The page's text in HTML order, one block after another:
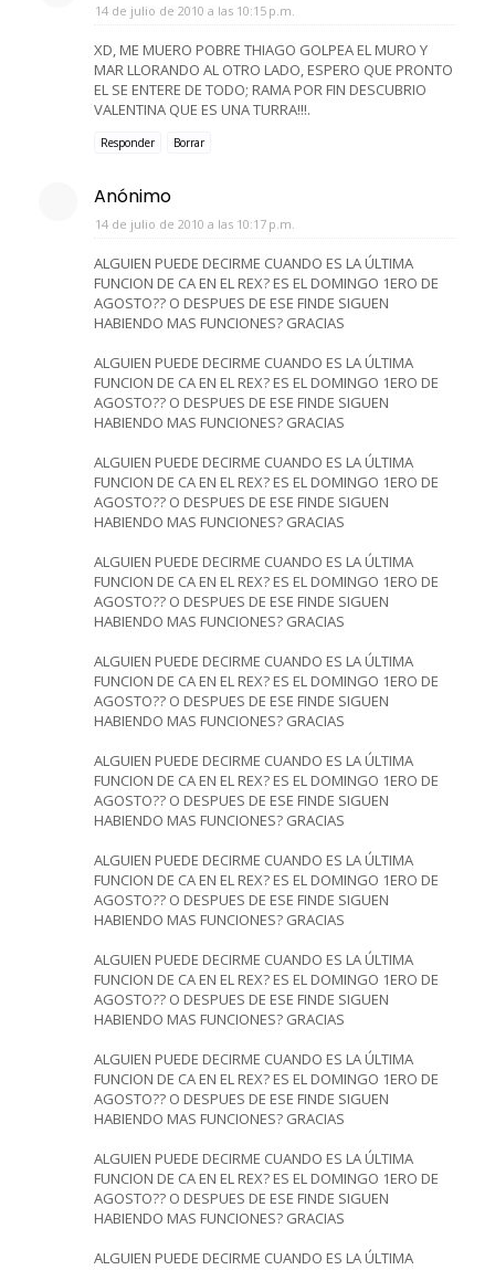
14 de julio de 2010 a las 10:15 p.m.
XD, ME MUERO POBRE THIAGO GOLPEA EL MURO Y
MAR LLORANDO AL OTRO LADO, ESPERO QUE PRONTO
EL SE ENTERE DE TODO; RAMA POR FIN DESCUBRIO
VALENTINA QUE ES UNA TURRA!!!.
Responder Borrar
Anónimo
14 de julio de 2010 a las 10:17 p.m.
ALGUIEN PUEDE DECIRME CUANDO ES LA ÚLTIMA
FUNCION DE CA EN EL REX? ES EL DOMINGO 1ERO DE
AGOSTO?? O DESPUES DE ESE FINDE SIGUEN
HABIENDO MAS FUNCIONES? GRACIAS
ALGUIEN PUEDE DECIRME CUANDO ES LA ÚLTIMA
FUNCION DE CA EN EL REX? ES EL DOMINGO 1ERO DE
AGOSTO?? O DESPUES DE ESE FINDE SIGUEN
HABIENDO MAS FUNCIONES? GRACIAS
ALGUIEN PUEDE DECIRME CUANDO ES LA ÚLTIMA
FUNCION DE CA EN EL REX? ES EL DOMINGO 1ERO DE
AGOSTO?? O DESPUES DE ESE FINDE SIGUEN
HABIENDO MAS FUNCIONES? GRACIAS
ALGUIEN PUEDE DECIRME CUANDO ES LA ÚLTIMA
FUNCION DE CA EN EL REX? ES EL DOMINGO 1ERO DE
AGOSTO?? O DESPUES DE ESE FINDE SIGUEN
HABIENDO MAS FUNCIONES? GRACIAS
ALGUIEN PUEDE DECIRME CUANDO ES LA ÚLTIMA
FUNCION DE CA EN EL REX? ES EL DOMINGO 1ERO DE
AGOSTO?? O DESPUES DE ESE FINDE SIGUEN
HABIENDO MAS FUNCIONES? GRACIAS
ALGUIEN PUEDE DECIRME CUANDO ES LA ÚLTIMA
FUNCION DE CA EN EL REX? ES EL DOMINGO 1ERO DE
AGOSTO?? O DESPUES DE ESE FINDE SIGUEN
HABIENDO MAS FUNCIONES? GRACIAS
ALGUIEN PUEDE DECIRME CUANDO ES LA ÚLTIMA
FUNCION DE CA EN EL REX? ES EL DOMINGO 1ERO DE
AGOSTO?? O DESPUES DE ESE FINDE SIGUEN
HABIENDO MAS FUNCIONES? GRACIAS
ALGUIEN PUEDE DECIRME CUANDO ES LA ÚLTIMA
FUNCION DE CA EN EL REX? ES EL DOMINGO 1ERO DE
AGOSTO?? O DESPUES DE ESE FINDE SIGUEN
HABIENDO MAS FUNCIONES? GRACIAS
ALGUIEN PUEDE DECIRME CUANDO ES LA ÚLTIMA
FUNCION DE CA EN EL REX? ES EL DOMINGO 1ERO DE
AGOSTO?? O DESPUES DE ESE FINDE SIGUEN
HABIENDO MAS FUNCIONES? GRACIAS
ALGUIEN PUEDE DECIRME CUANDO ES LA ÚLTIMA
FUNCION DE CA EN EL REX? ES EL DOMINGO 1ERO DE
AGOSTO?? O DESPUES DE ESE FINDE SIGUEN
HABIENDO MAS FUNCIONES? GRACIAS
ALGUIEN PUEDE DECIRME CUANDO ES LA ÚLTIMA